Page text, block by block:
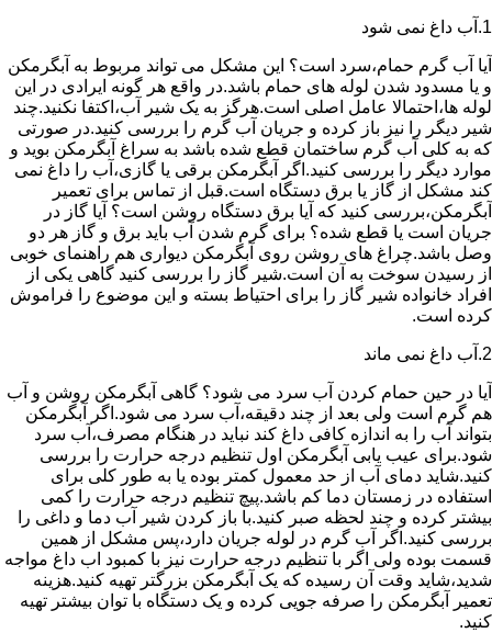
1.آب داغ نمی شود
آیا آب گرم حمام،سرد است؟ این مشکل می تواند مربوط به آبگرمکن
و یا مسدود شدن لوله های حمام باشد.در واقع هر گونه ایرادی در این
لوله ها،احتمالا عامل اصلی است.هرگز به یک شیر آب،اکتفا نکنید.چند
شیر دیگر را نیز باز کرده و جریان آب گرم را بررسی کنید.در صورتی
که به کلی آب گرم ساختمان قطع شده باشد به سراغ آبگرمکن بوید و
موارد دیگر را بررسی کنید.اگر آبگرمکن برقی یا گازی،آب را داغ نمی
کند مشکل از گاز یا برق دستگاه است.قبل از تماس برای تعمیر
آبگرمکن،بررسی کنید که آیا برق دستگاه روشن است؟ آیا گاز در
جریان است یا قطع شده؟ برای گرم شدن آب باید برق و گاز هر دو
وصل باشد.چراغ های روشن روی آبگرمکن دیواری هم راهنمای خوبی
از رسیدن سوخت به آن است.شیر گاز را بررسی کنید گاهی یکی از
افراد خانواده شیر گاز را برای احتیاط بسته و این موضوع را فراموش
کرده است.
2.آب داغ نمی ماند
آیا در حین حمام کردن آب سرد می شود؟ گاهی آبگرمکن روشن و آب
هم گرم است ولی بعد از چند دقیقه،آب سرد می شود.اگر آبگرمکن
بتواند آب را به اندازه کافی داغ کند نباید در هنگام مصرف،آب سرد
شود.برای عیب یابی آبگرمکن اول تنظیم درجه حرارت را بررسی
کنید.شاید دمای آب از حد معمول کمتر بوده یا به طور کلی برای
استفاده در زمستان دما کم باشد.پیچ تنظیم درجه حرارت را کمی
بیشتر کرده و چند لحظه صبر کنید.با باز کردن شیر آب دما و داغی را
بررسی کنید.اگر آب گرم در لوله جریان دارد،پس مشکل از همین
قسمت بوده ولی اگر با تنظیم درجه حرارت نیز با کمبود اب داغ مواجه
شدید،شاید وقت آن رسیده که یک آبگرمکن بزرگتر تهیه کنید.هزینه
تعمیر آبگرمکن را صرفه جویی کرده و یک دستگاه با توان بیشتر تهیه
کنید.